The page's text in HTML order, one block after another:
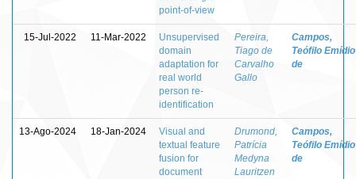
point-of-view
15-Jul-2022 11-Mar-2022
Unsupervised
domain
adaptation for
real world
person re-
identification
Pereira,
Tiago de
Carvalho
Gallo
Campos,
Teófilo Emídio
de
13-Ago-2024 18-Jan-2024
Visual and
textual feature
fusion for
document
Drumond,
Patrícia
Medyna
Lauritzen
Campos,
Teófilo Emídio
de